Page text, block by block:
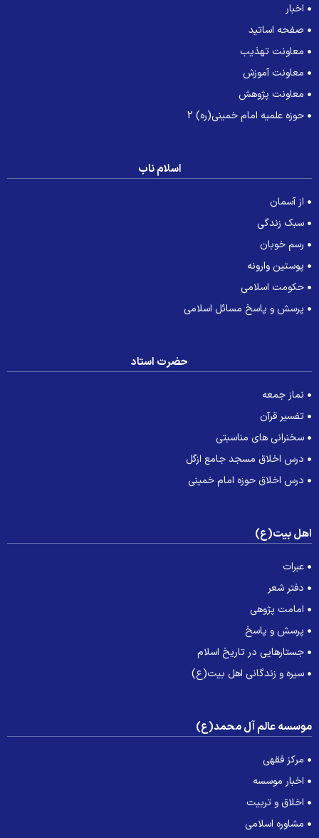
اخبار
صفحه اساتید
معاونت تهذیب
معاونت آموزش
معاونت پژوهش
حوزه علمیه امام خمینی(ره) 2
اسلام ناب
از آسمان
سبک زندگی
رسم خوبان
پوستین وارونه
حکومت اسلامی
پرسش و پاسخ مسائل اسلامی
حضرت استاد
نماز جمعه
تفسیر قرآن
سخنرانی های مناسبتی
درس اخلاق مسجد جامع ازگل
درس اخلاق حوزه امام خمینی
بیت(ع)
عبرات
دفتر شعر
امامت پژوهی
پرسش و پاسخ
جستارهایی در تاریخ اسلام
سیره و زندگانی اهل بیت(ع)
عالم آل محمد(ع)
مرکز فقهی
اخبار موسسه
اخلاق و تربیت
مشاوره اسلامی